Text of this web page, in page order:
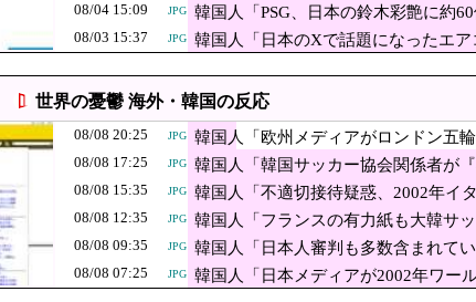
「私は入りません、 事故起こさなきゃいい」
無いし事故起こしたとして……
PNG 韓国人「SKハイニックス54兆ウォン投資で龍仁・清州に大規模半導体工
JPG
韓国人「韓国サッカー協会関係者が『不適切
にも疑いの視線が向けられる」
JPG
【京都大病院】誤って正常脳幹を摘出された
ると判明
”サ終” 相次ぐスマホゲーム、倒産も急増 過去最多ペースで推移 「当た
韓国人「17億ウォンのマンション持ちも基礎年金受給対象？おかしいだろ
日本赤十字社、韓国の緊急要請に応じ超希少血液「Jr(a-)」を提供＝韓国
JPG 日本人はBYDの軽EV「ラッコ」をどう見ているのか？…中
高市首相が経歴詐称していると確信した某映
08/04 15:09 JPG
韓国人「PSG、日本の鈴木彩艶に約
ﾙ）」「レギュラーとして出れると
08/03 15:37 JPG 韓国人「日本のXで話題になったエ
世界の憂鬱 海外・韓国の反応
08/08 20:25 JPG
韓国人「欧州メディアがロンドン五
した疑い」
08/08 17:25 JPG
韓国人「韓国サッカー協会関係者が
疑いの視線が向けられる」
08/08 15:35 JPG
韓国人「不適切接待疑惑、2002年イ
に報道！」
08/08 12:35 JPG
韓国人「フランスの有力紙も大韓サ
に発展してしまう‥」
08/08 09:35 JPG
韓国人「日本人審判も多数含まれて
の名前が次々と明るみに‥」
08/08 07:25 JPG
韓国人「日本メディアが2002年ワー